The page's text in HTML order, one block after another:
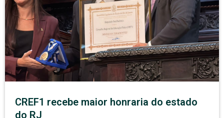
CREF1 recebe maior honraria do estado
do RJ